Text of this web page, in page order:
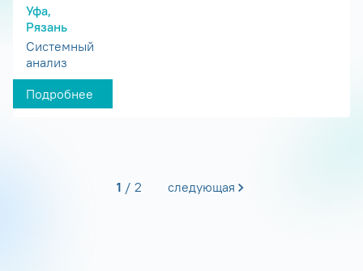
Уфа,
Рязань
Системный
анализ
Подробнее
1 2 следующая